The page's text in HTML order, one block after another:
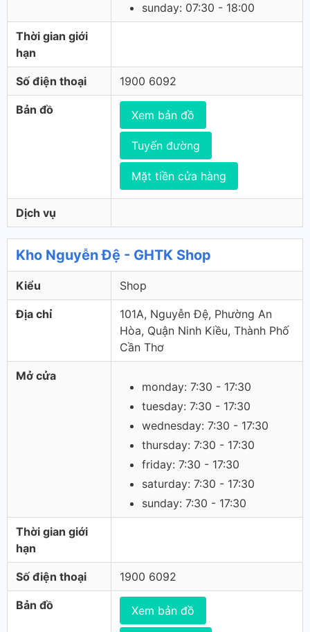
sunday: 07:30 - 18:00
Thời gian giới
hạn
Số điện thoại 1900 6092
Bản đồ Xem bản đồ
Tuyến đường
Mặt tiền cửa hàng
Dịch vụ
Kho Nguyễn Đệ - GHTK Shop
Kiểu Shop
Địa chỉ
101A, Nguyễn Đệ, Phường An
Hòa, Quận Ninh Kiều, Thành Phố
Cần Thơ
Mở cửa
monday: 7:30 - 17:30
tuesday: 7:30 - 17:30
wednesday: 7:30 - 17:30
thursday: 7:30 - 17:30
friday: 7:30 - 17:30
saturday: 7:30 - 17:30
sunday: 7:30 - 17:30
Thời gian giới
hạn
Số điện thoại 1900 6092
Bản đồ Xem bản đồ